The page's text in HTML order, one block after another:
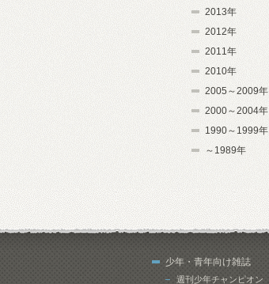
2013年
2012年
2011年
2010年
2005～2009年
2000～2004年
1990～1999年
～1989年
少年・青年向け雑誌
週刊少年チャンピオン